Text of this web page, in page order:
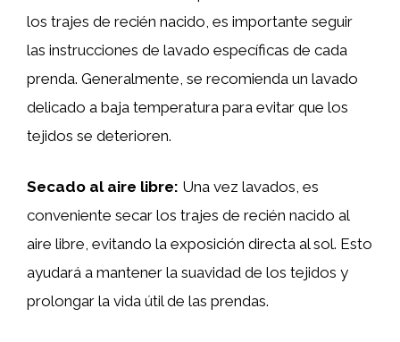
los trajes de recién nacido, es importante seguir
las instrucciones de lavado específicas de cada
prenda. Generalmente, se recomienda un lavado
delicado a baja temperatura para evitar que los
tejidos se deterioren.
Secado al aire libre: Una vez lavados, es
conveniente secar los trajes de recién nacido al
aire libre, evitando la exposición directa al sol. Esto
ayudará a mantener la suavidad de los tejidos y
prolongar la vida útil de las prendas.